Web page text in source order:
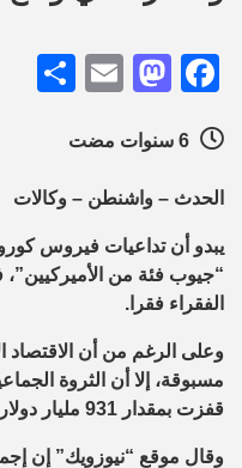
Facebook
Email
الحدث – واشنطن – وكالات
يبدو أن تداعيات فيروس
“جيوب فئة من الأميركيين”،
الفقراء فقرا.
وعلى الرغم من أن الاقتصاد
مسبوقة، إلا أن الثروة
قفزت بمقدار 931 مليار دولار منذ مارس الماضي.
وقال موقع “نيوزويك” إن